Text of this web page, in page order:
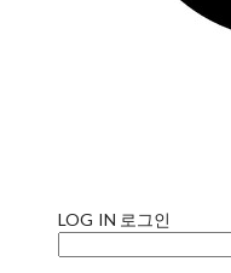
LOG IN 로그인